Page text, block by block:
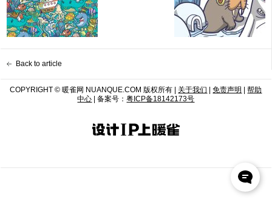
Back to article
COPYRIGHT © 暖雀网 NUANQUE.COM 版权所有 | 关于我们 |免责声明 |帮助
中心 | 备案号：粤ICP备18142173号